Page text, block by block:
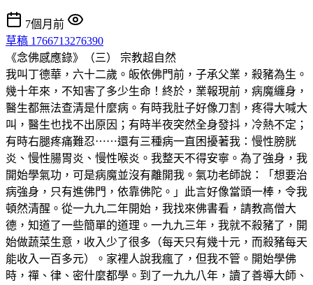
7個月前
草稿 1766713276390
《念佛感應錄》（三） 宗教超自然
我叫丁德華，六十二歲。皈依佛門前，子承父業，殺豬為生。
幾十年來，不知害了多少生命！終於，業報現前，病魔纏身，
醫生都無法查清是什麼病。有時我肚子好像刀割，疼得大喊大
叫，醫生也找不出原因；有時半夜突然全身發抖，冷熱不定；
有時右腿疼痛難忍⋯⋯還有三種病一直困擾著我：慢性膀胱
炎、慢性腸胃炎、慢性喉炎。我整天不得安寧。為了強身，我
開始學氣功，可是病魔並沒有離開我。氣功老師說：「想要治
病強身，只有進佛門，依靠佛陀。」此言好像當頭一棒，令我
頓然清醒。從一九九二年開始，我找來佛書看，請教高僧大
德，知道了一些簡單的道理。一九九三年，我就不殺豬了，開
始做蔬菜生意，收入少了很多（每天只有幾十元，而殺豬每天
能收入一百多元）。家裡人說我瘋了，但我不管。開始學佛
時，禪、律、密什麼都學。到了一九九八年，讀了善導大師、